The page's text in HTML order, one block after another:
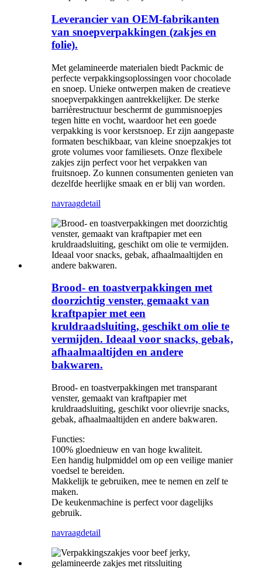
Leverancier van OEM-fabrikanten
van snoepverpakkingen (zakjes en
folie).
Met gelamineerde materialen biedt Packmic de
perfecte verpakkingsoplossingen voor chocolade
en snoep. Unieke ontwerpen maken de creatieve
snoepverpakkingen aantrekkelijker. De sterke
barrièrestructuur beschermt de gummisnoepjes
tegen hitte en vocht, waardoor het een goede
verpakking is voor kerstsnoep. Er zijn aangepaste
formaten beschikbaar, van kleine snoepzakjes tot
grote volumes voor familiesets. Onze flexibele
zakjes zijn perfect voor het verpakken van
fruitsnoep. Zo kunnen consumenten genieten van
dezelfde heerlijke smaak en er blij van worden.
navraagdetail
Brood- en toastverpakkingen met
doorzichtig venster, gemaakt van
kraftpapier met een
kruldraadsluiting, geschikt om olie te
vermijden. Ideaal voor snacks, gebak,
afhaalmaaltijden en andere
bakwaren.
Brood- en toastverpakkingen met transparant
venster, gemaakt van kraftpapier met
kruldraadsluiting, geschikt voor olievrije snacks,
gebak, afhaalmaaltijden en andere bakwaren.
Functies:
100% gloednieuw en van hoge kwaliteit.
Een handig hulpmiddel om op een veilige manier
voedsel te bereiden.
Makkelijk te gebruiken, mee te nemen en zelf te
maken.
De keukenmachine is perfect voor dagelijks
gebruik.
navraagdetail